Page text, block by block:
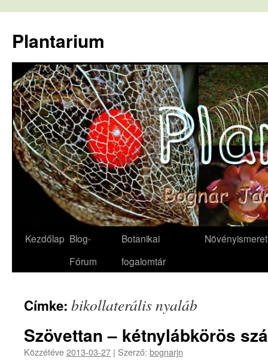
tartalomba
Plantarium
Kezdőlap Blog-
Fórum
Botanikai
fogalomtár
Növényismeret
Címke: bikollaterális nyaláb
Szövettan – kétnylábkörös
Közzétéve2013-03-27 | Szerző: bognarjn